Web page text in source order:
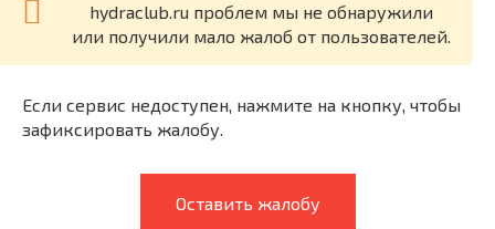
hydraclub.ru проблем мы не обнаружили
или получили мало жалоб от пользователей.
Если сервис недоступен, нажмите на кнопку, чтобы
зафиксировать жалобу.
Оставить жалобу